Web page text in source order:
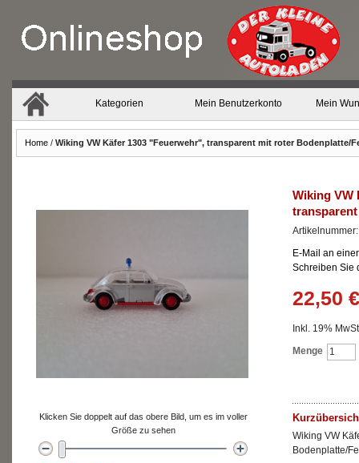
Kategorien Mein Benutzerkonto Mein
Home / Wiking VW Käfer 1303 "Feuerwehr", transparent mit roter Bodenplatte/
Wiking VW
E-Mail an
Schreiben Sie
22,50 €
Inkl. 19%
Menge
Wiking VW
Bodenplatte/
Klicken Sie doppelt auf das obere Bild, um es im voller
Größe zu sehen